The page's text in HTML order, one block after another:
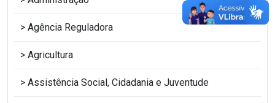
Agência Reguladora
Agricultura
Assistência Social, Cidadania e Juventude